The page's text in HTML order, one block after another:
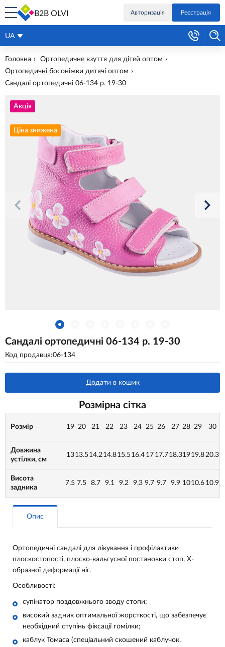
B2B OLVI Авторизація Реєстрація
UA
Головна
Ортопедичне взуття для дітей оптом
Ортопедичні босоніжки дитячі оптом
Сандалі ортопедичні 06-134 р. 19-30
Акція
Ціна знижена
Сандалі ортопедичні 06-134 р. 19-30
Код продавця:06-134
Додати в кошик
Розмірна сітка
Розмір 19 20 21 22 23 24 25 26 27 28 29 30
Довжина
устілки, см
1313.514.214.815.516.4 17 17.718.31919.820.3
Висота
задника
7.5 7.5 8.7 9.1 9.2 9.3 9.7 9.7 9.9 1010.6 10.9
Опис
Ортопедичні сандалі для лікування і профілактики
плоскостопості, плоско-вальгусної постановки стоп, Х-
образної деформації ніг.
Особливості:
супінатор поздовжнього зводу стопи;
високий задник оптимальної жорсткості, що забезпечує
необхідний ступінь фіксації гомілки;
каблук Томаса (спеціальний скошений каблучок,